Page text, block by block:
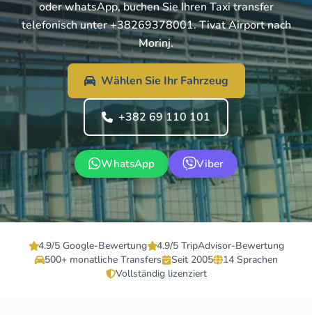
oder whatsApp, buchen Sie Ihren Taxi transfer
telefonisch unter +38269378001. Tivat Airport nach
Morinj.
Wählen Sie Ihr Fahrzeug
+382 69 110 101
WhatsApp Viber
4.9/5 Google-Bewertung
4.9/5 TripAdvisor-Bewertung
500+ monatliche Transfers
Seit 2005
14 Sprachen
Vollständig lizenziert